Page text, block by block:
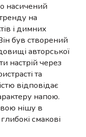
насичений
на
і димних
був створений
авторської
настрій через
та
відповідає
напою.
нішу в
смакові